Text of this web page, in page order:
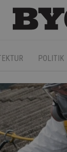
POLITIK